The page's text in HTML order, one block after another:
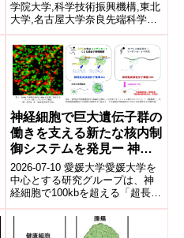
学院大学,科学技術振興機構,東北
大学,名古屋大学奈良先端科学技
術大学院大学(学長:横矢 直和) 先
端科学技術研究科 バイ...
神経細胞で巨大遺伝子群の
働きを支える新たな核内制
御システムを発見ー 神経
疾患の原因解明へ新たな手
がかりー
2026-07-10 愛媛大学愛媛大学を
中心とする研究グループは、神
経細胞で100kbを超える「超長鎖
遺伝子」の発現を支える新たな
核内制御機構を発見した。
RNA...